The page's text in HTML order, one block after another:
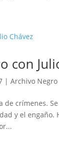
con
|Archivo Negro
de crímenes.
y el engaño.